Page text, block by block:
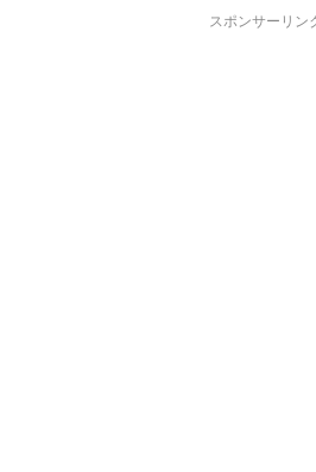
スポンサーリン